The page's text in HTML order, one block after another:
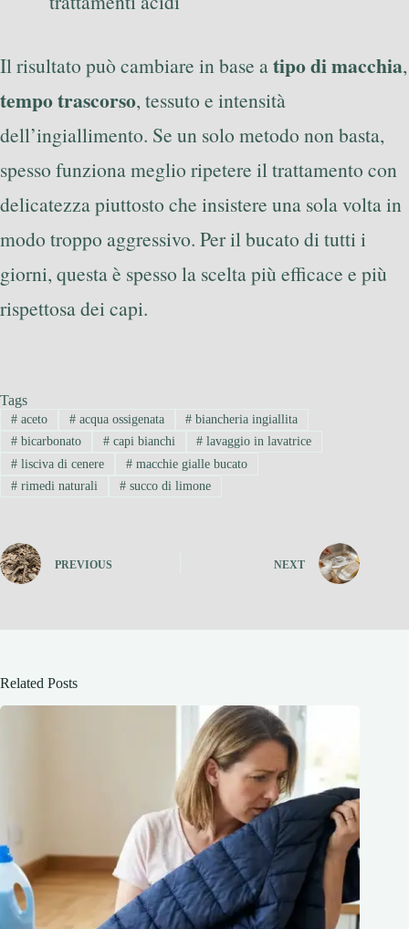
Il risultato può cambiare in base atipo di macchia,
tempo trascorso, tessuto e intensità
dell’ingiallimento. Se un solo metodo non basta,
spesso funziona meglio ripetere il trattamento con
delicatezza piuttosto che insistere una sola volta in
modo troppo aggressivo. Per il bucato di tutti i
giorni, questa è spesso la scelta più efficace e più
rispettosa dei capi.
Tags
#aceto #acqua ossigenata # biancheria ingiallita
#bicarbonato #capi bianchi # lavaggio in lavatrice
#lisciva di cenere #macchie gialle bucato
#rimedi naturali #succo di limone
PREVIOUS NEXT
Related Posts